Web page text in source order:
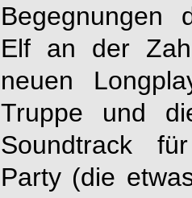
Begegnungen
Elf an der
neuen
Truppe und
Soundtrack
Party (die